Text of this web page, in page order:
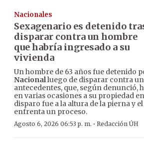
Nacionales
Sexagenario es detenido
disparar contra un hombre
que habría ingresado a su
vivienda
Un hombre de 63 años fue detenido
Nacionalluego de disparar contra
antecedentes, que, según denunció,
en varias ocasiones a su propiedad
disparo fue a la altura de la pierna y
enfrenta un proceso.
Agosto 6, 2026 06:53 p. m. · Redacción ÚH